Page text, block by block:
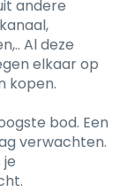
andere
Al deze
elkaar op
kopen.
bod. Een
verwachten.